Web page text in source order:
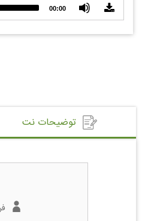
Audio
Player
00:00
توضیحات نت